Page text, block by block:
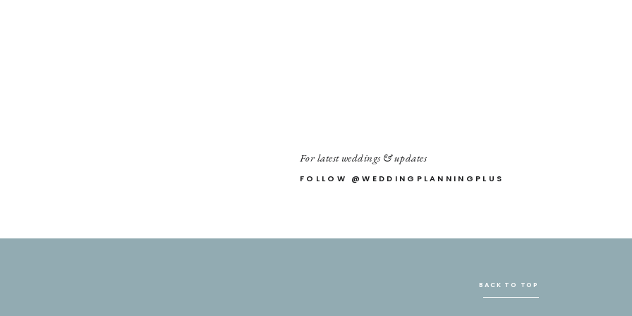
FOLLOW @WEDDINGPLANNINGPLUS
For latest weddings & updates
BACK TO TOP